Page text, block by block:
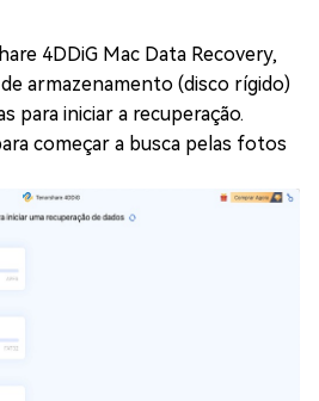
4DDiG Mac Data Recovery,
armazenamento (disco rígido)
para iniciar a recuperação.
começar a busca pelas fotos